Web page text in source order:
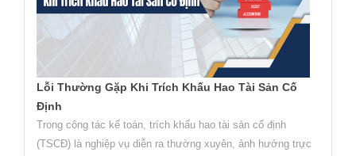
Lỗi Thường Gặp Khi Trích Khấu Hao Tài Sản Cố
Định
Trong công tác kế toán, trích khấu hao tài sản cố định
(TSCĐ) là nghiệp vụ diễn ra thường xuyên, ảnh hưởng trực